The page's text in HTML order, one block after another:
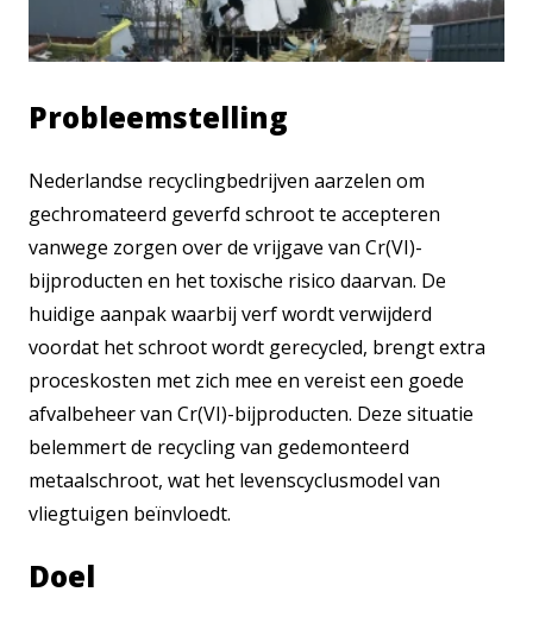
Probleemstelling
Nederlandse recyclingbedrijven aarzelen om
gechromateerd geverfd schroot te accepteren
vanwege zorgen over de vrijgave van Cr(VI)-
bijproducten en het toxische risico daarvan. De
huidige aanpak waarbij verf wordt verwijderd
voordat het schroot wordt gerecycled, brengt extra
proceskosten met zich mee en vereist een goede
afvalbeheer van Cr(VI)-bijproducten. Deze situatie
belemmert de recycling van gedemonteerd
metaalschroot, wat het levenscyclusmodel van
vliegtuigen beïnvloedt.
Doel